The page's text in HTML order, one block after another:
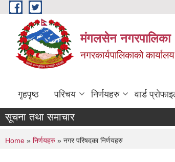
Skip to main content
मंगलसेन नगरपालिका
नगरकार्यपालिकाको
गृहपृष्ठ परिचय निर्णयहरु वार्ड
सूचना तथा समाचार
You are here
Home » निर्णयहरु » नगर परिषदका निर्णयहरु